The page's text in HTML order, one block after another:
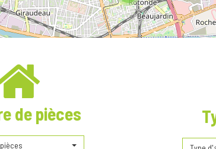
de pièces